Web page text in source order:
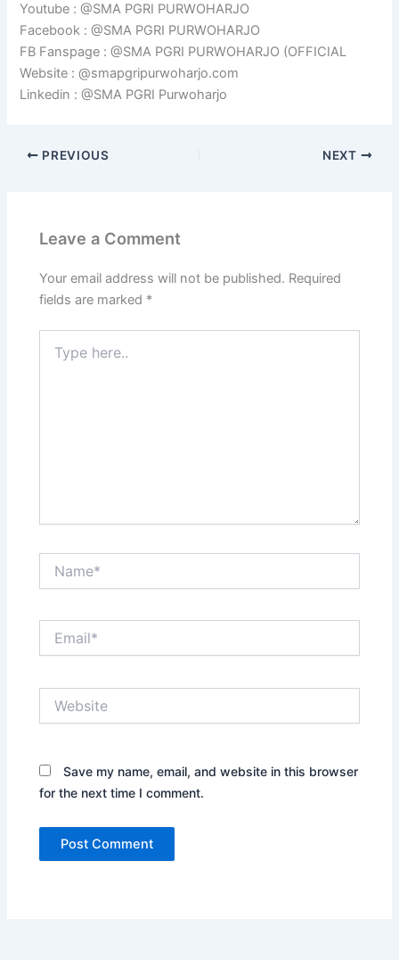
Youtube : @SMA PGRI PURWOHARJO
Facebook : @SMA PGRI PURWOHARJO
FB Fanspage : @SMA PGRI PURWOHARJO (OFFICIAL
Website : @smapgripurwoharjo.com
Linkedin : @SMA PGRI Purwoharjo
PREVIOUS NEXT
Leave a Comment
Your email address will not be published. Required
fields are marked *
here..
Save my name, email, and website in this browser
for the next time I comment.